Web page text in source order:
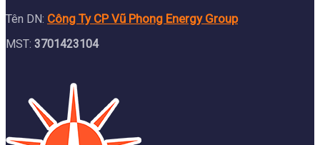
Tên DN: Công Ty CP Vũ Phong Energy Group
MST: 3701423104